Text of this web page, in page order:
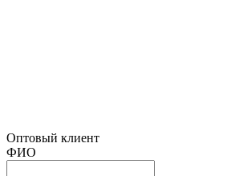
Оптовый клиент
ФИО